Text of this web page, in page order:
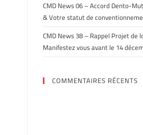
CMD News 06 – Accord Dento-
& Votre statut de
CMD News 38 – Rappel Projet de
Manifestez vous avant le 14
COMMENTAIRES RÉCENTS